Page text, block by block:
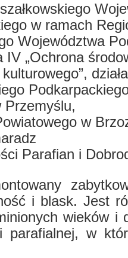
w ramach
Województwa
IV „Ochrona
Przemyślu,
w
Parafian i
i blask. Jest
wieków i
parafialnej, w